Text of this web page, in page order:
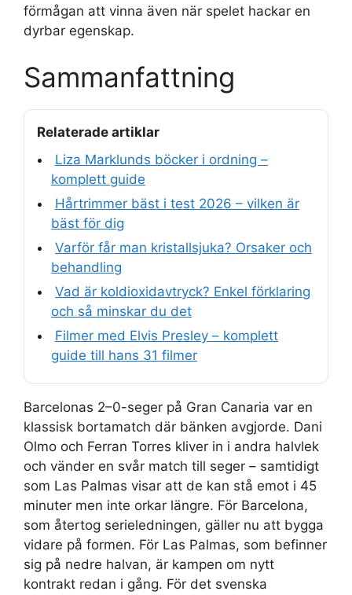
förmågan att vinna även när spelet hackar en
dyrbar egenskap.
Sammanfattning
Relaterade artiklar
Liza Marklunds böcker i ordning –
komplett guide
Hårtrimmer bäst i test 2026 – vilken är
bäst för dig
Varför får man kristallsjuka? Orsaker och
behandling
Vad är koldioxidavtryck? Enkel förklaring
och så minskar du det
Filmer med Elvis Presley – komplett
guide till hans 31 filmer
Barcelonas 2–0-seger på Gran Canaria var en
klassisk bortamatch där bänken avgjorde. Dani
Olmo och Ferran Torres kliver in i andra halvlek
och vänder en svår match till seger – samtidigt
som Las Palmas visar att de kan stå emot i 45
minuter men inte orkar längre. För Barcelona,
som återtog serieledningen, gäller nu att bygga
vidare på formen. För Las Palmas, som befinner
sig på nedre halvan, är kampen om nytt
kontrakt redan i gång. För det svenska